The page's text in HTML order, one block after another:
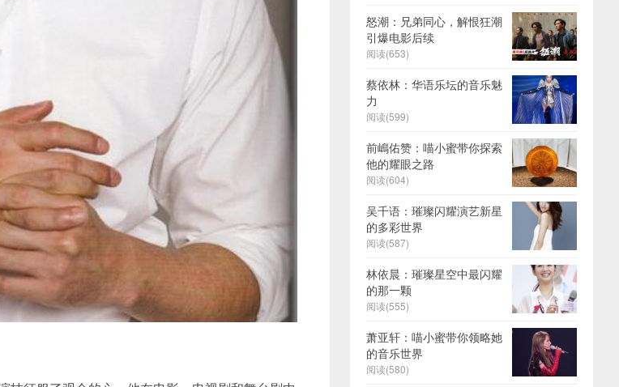
怒潮：兄弟同心，解恨狂潮
引爆电影后续
阅读(653)
蔡依林：华语乐坛的音乐魅
力
阅读(599)
前嶋佑赞：喵小蜜带你探索
他的耀眼之路
阅读(604)
吴千语：璀璨闪耀演艺新星
的多彩世界
阅读(587)
林依晨：璀璨星空中最闪耀
的那一颗
阅读(555)
萧亚轩：喵小蜜带你领略她
的音乐世界
阅读(580)